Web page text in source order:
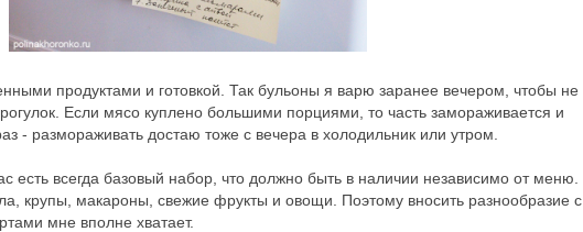
продуктами и готовкой. Так бульоны я варю заранее вечером, чтобы не
Если мясо куплено большими порциями, то часть замораживается и
- размораживать достаю тоже с вечера в холодильник или утром.
есть всегда базовый набор, что должно быть в наличии независимо от меню.
крупы, макароны, свежие фрукты и овощи. Поэтому вносить разнообразие с
мне вполне хватает.